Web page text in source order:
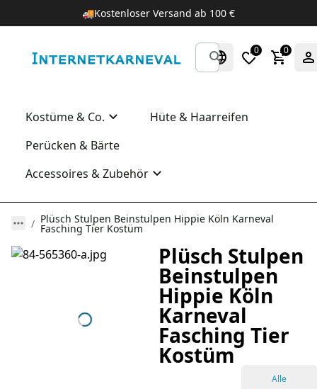
🚚Kostenloser Versand ab 100 €
0 0
Kostüme & Co.
Hüte & Haarreifen
Perücken & Bärte
Accessoires & Zubehör
Plüsch Stulpen Beinstulpen Hippie Köln Karneval
Fasching Tier Kostüm
Plüsch Stulpen
Beinstulpen
Hippie Köln
Karneval
Fasching Tier
Kostüm
Alle